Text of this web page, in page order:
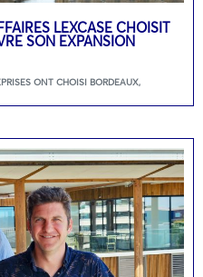
LEXCASE CHOISIT
SON EXPANSION
ONT CHOISI BORDEAUX,